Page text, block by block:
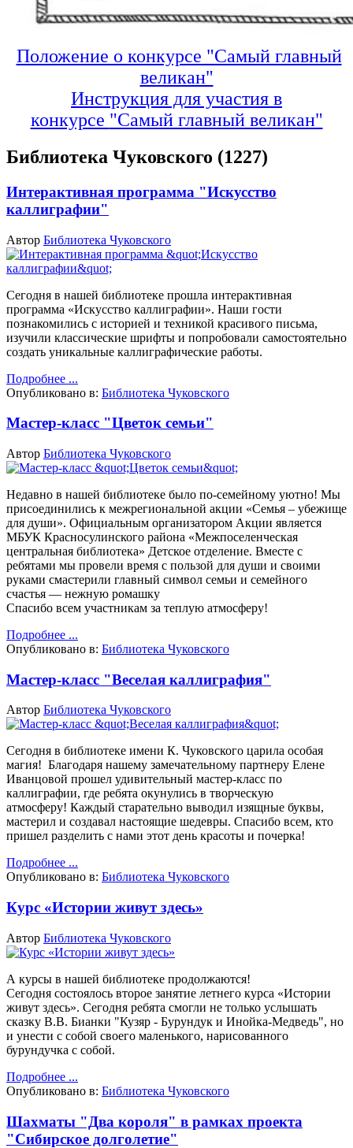
Положение о конкурсе "Самый главный
великан"
Инструкция для участия в
конкурсе "Самый главный великан"
Библиотека Чуковского (1227)
Интерактивная программа "Искусство
каллиграфии"
Автор Библиотека Чуковского
Сегодня в нашей библиотеке прошла интерактивная
программа «Искусство каллиграфии». Наши гости
познакомились с историей и техникой красивого письма,
изучили классические шрифты и попробовали самостоятельно
создать уникальные каллиграфические работы.
Подробнее ...
Опубликовано в: Библиотека Чуковского
Мастер-класс "Цветок семьи"
Автор Библиотека Чуковского
Недавно в нашей библиотеке было по-семейному уютно! Мы
присоединились к межрегиональной акции «Семья – убежище
для души». Официальным организатором Акции является
МБУК Красносулинского района «Межпоселенческая
центральная библиотека» Детское отделение. Вместе с
ребятами мы провели время с пользой для души и своими
руками смастерили главный символ семьи и семейного
счастья — нежную ромашку
Спасибо всем участникам за теплую атмосферу!
Подробнее ...
Опубликовано в: Библиотека Чуковского
Мастер-класс "Веселая каллиграфия"
Автор Библиотека Чуковского
Сегодня в библиотеке имени К. Чуковского царила особая
магия! Благодаря нашему замечательному партнеру Елене
Иванцовой прошел удивительный мастер-класс по
каллиграфии, где ребята окунулись в творческую
атмосферу! Каждый старательно выводил изящные буквы,
мастерил и создавал настоящие шедевры. Спасибо всем, кто
пришел разделить с нами этот день красоты и почерка!
Подробнее ...
Опубликовано в: Библиотека Чуковского
Курс «Истории живут здесь»
Автор Библиотека Чуковского
А курсы в нашей библиотеке продолжаются!
Сегодня состоялось второе занятие летнего курса «Истории
живут здесь». Сегодня ребята смогли не только услышать
сказку В.В. Бианки "Кузяр - Бурундук и Инойка-Медведь", но
и унести с собой своего маленького, нарисованного
бурундучка с собой.
Подробнее ...
Опубликовано в: Библиотека Чуковского
Шахматы "Два короля" в рамках проекта
"Сибирское долголетие"